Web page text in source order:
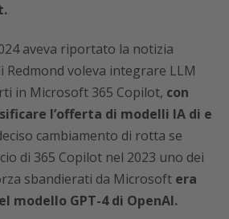
aveva riportato la notizia
Redmond voleva integrare LLM
in Microsoft 365 Copilot, con
l’offerta di modelli IA di e
cambiamento di rotta se
di 365 Copilot nel 2023 uno dei
sbandierati da Microsoft era
modello GPT-4 di OpenAI.